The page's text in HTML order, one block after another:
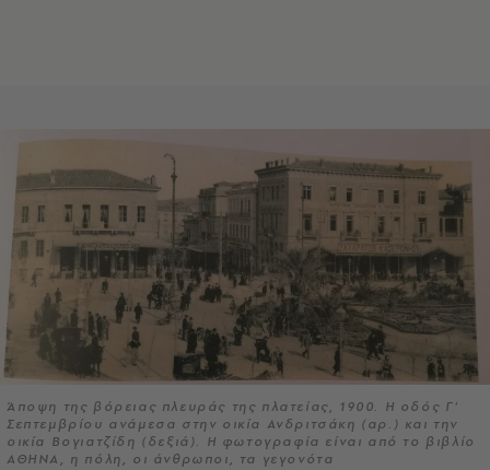
Άποψη της βόρειας πλευράς της πλατείας, 1900. Η οδός Γ'
Σεπτεμβρίου ανάμεσα στην οικία Ανδριτσάκη (αρ.) και την
οικία Βογιατζίδη (δεξιά). Η φωτογραφία είναι από το βιβλίο
ΑΘΗΝΑ, η πόλη, οι άνθρωποι, τα γεγονότα